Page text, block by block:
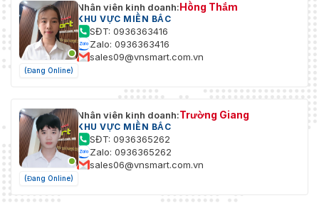
(Đang Online)
Nhân viên kinh doanh:Hồng Thắm
KHU VỰC MIỀN BẮC
SĐT: 0936363416
Zalo: 0936363416
sales09@vnsmart.com.vn
(Đang Online)
Nhân viên kinh doanh:Trường Giang
KHU VỰC MIỀN BẮC
SĐT: 0936365262
Zalo: 0936365262
sales06@vnsmart.com.vn